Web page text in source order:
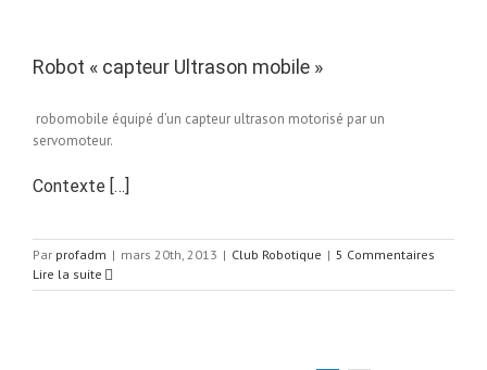
Robot « capteur Ultrason mobile »
robomobile équipé d’un capteur ultrason motorisé par un
servomoteur.
Contexte […]
Par profadm | mars 20th, 2013 | Club Robotique | 5 Commentaires
Lire la suite